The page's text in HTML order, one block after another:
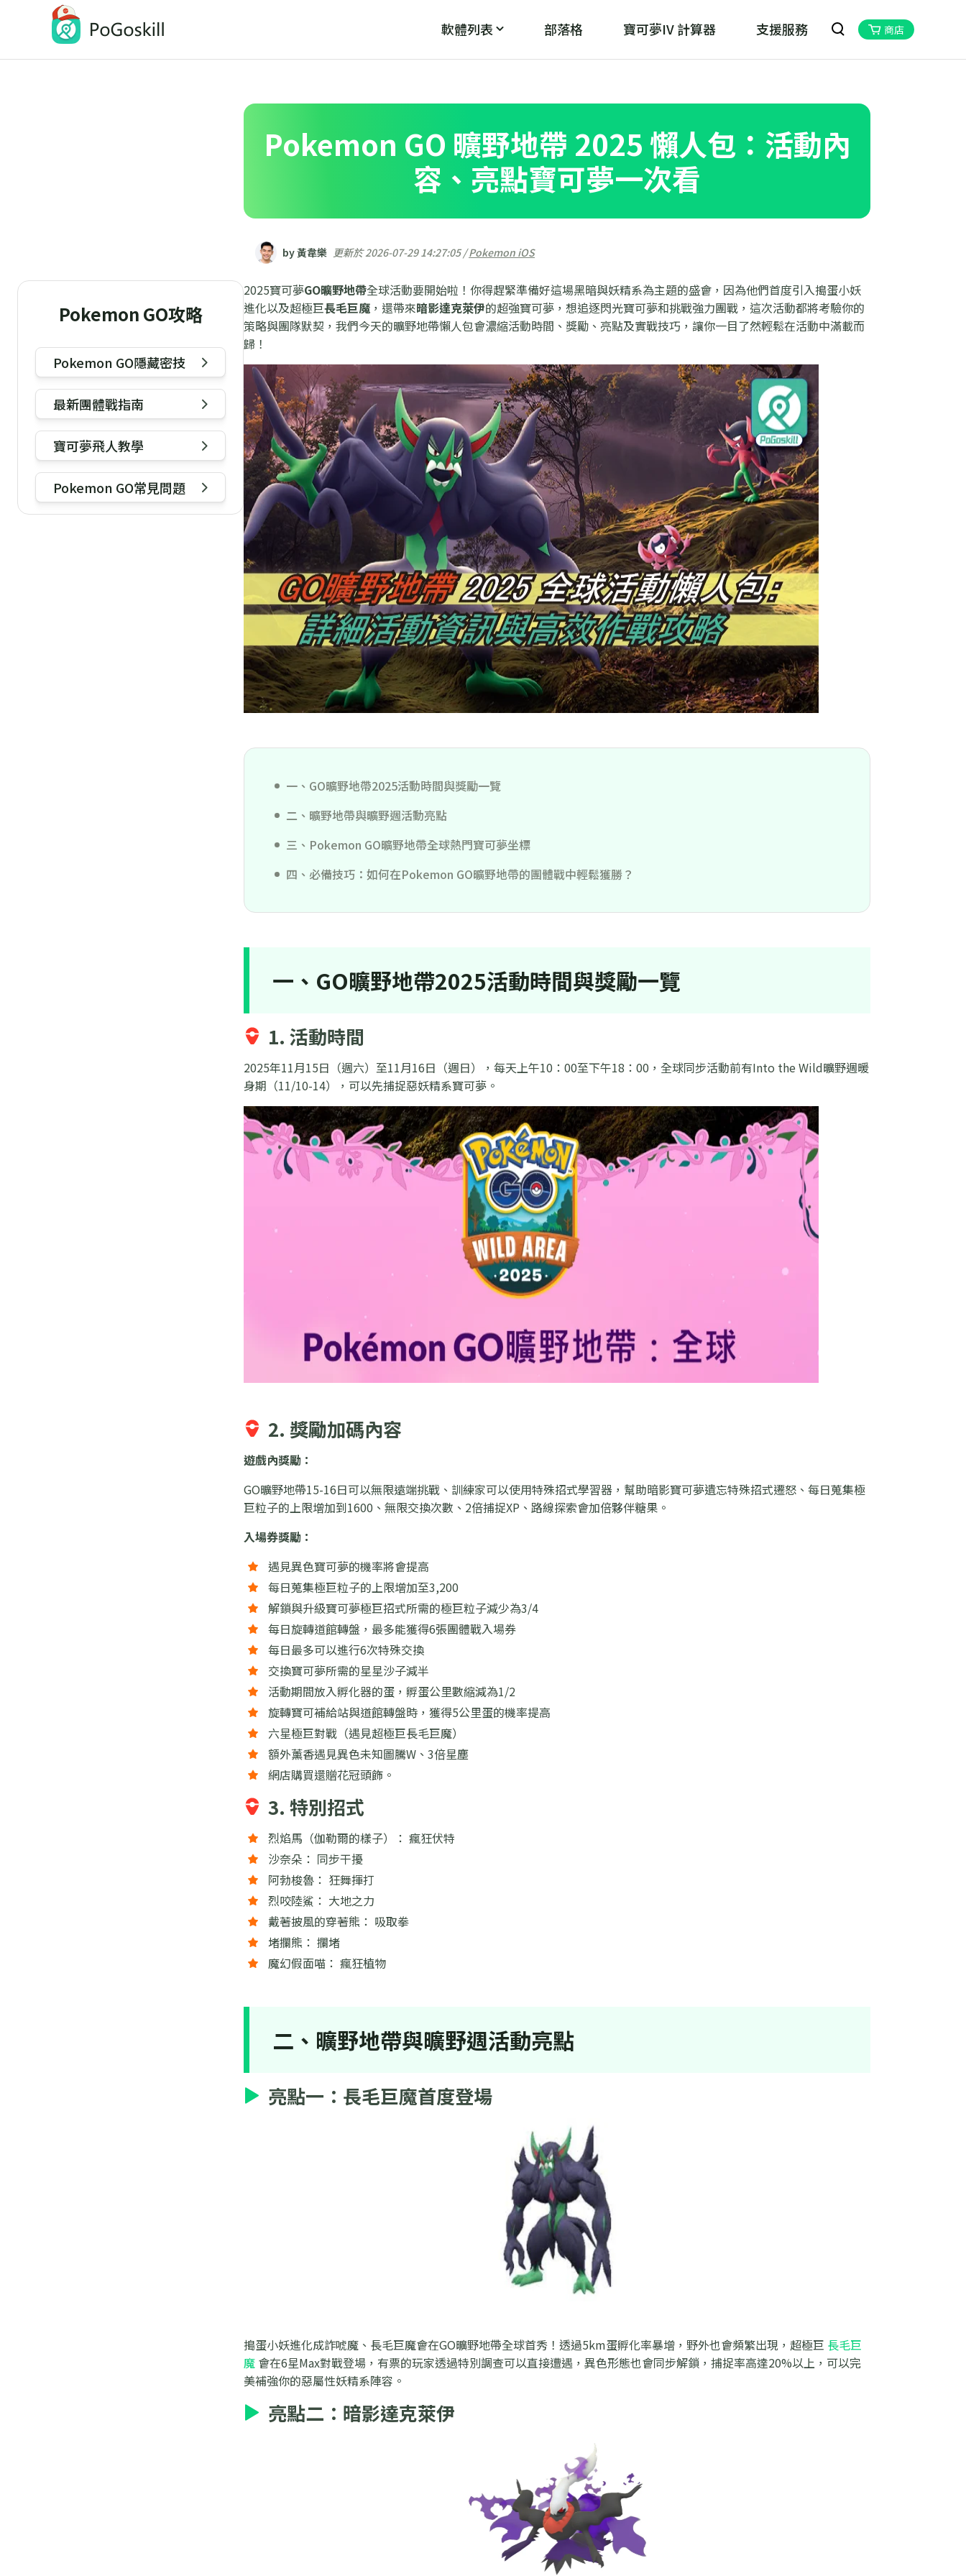
軟體列表
PoGoskill-Pokemon Go定位修改工具
破解「無法偵測目前位置12」 魔物獵人Now的最佳夥伴
部落格 寶可夢IV 計算器 支援服務 商店
Pokemon GO攻略
Pokemon GO隱藏密技
最新團體戰指南
寶可夢飛人教學
Pokemon GO常見問題
Pokemon GO 曠野地帶 2025 懶人包：活動內
容、亮點寶可夢一次看
by 黃韋樂 更新於 2026-07-29 14:27:05 /Pokemon iOS
2025寶可夢GO曠野地帶全球活動要開始啦！你得趕緊準備好這場黑暗與妖精系為主題的盛會，因為他們首度引入搗蛋小妖
進化以及超極巨長毛巨魔 ，還帶來暗影達克萊伊的超強寶可夢，想追逐閃光寶可夢和挑戰強力團戰，這次活動都將考驗你的
策略與團隊默契，我們今天的曠野地帶懶人包會濃縮活動時間、獎勵、亮點及實戰技巧，讓你一目了然輕鬆在活動中滿載而
歸！
一、GO曠野地帶2025活動時間與獎勵一覽
二、曠野地帶與曠野週活動亮點
三、Pokemon GO曠野地帶全球熱門寶可夢坐標
四、必備技巧：如何在Pokemon GO曠野地帶的團體戰中輕鬆獲勝？
一、GO曠野地帶2025活動時間與獎勵一覽
1. 活動時間
2025年11月15日（週六）至11月16日（週日），每天上午10：00至下午18：00，全球同步活動前有Into the Wild曠野週暖
身期（11/10-14），可以先捕捉惡妖精系寶可夢。
2. 獎勵加碼內容
遊戲內獎勵：
GO曠野地帶15-16日可以無限遠端挑戰、訓練家可以使用特殊招式學習器，幫助暗影寶可夢遺忘特殊招式遷怒、每日蒐集極
巨粒子的上限增加到1600、無限交換次數、2倍捕捉XP、路線探索會加倍夥伴糖果。
入場券獎勵：
遇見異色寶可夢的機率將會提高
每日蒐集極巨粒子的上限增加至3,200
解鎖與升級寶可夢極巨招式所需的極巨粒子減少為3/4
每日旋轉道館轉盤，最多能獲得6張團體戰入場券
每日最多可以進行6次特殊交換
交換寶可夢所需的星星沙子減半
活動期間放入孵化器的蛋，孵蛋公里數縮減為1/2
旋轉寶可補給站與道館轉盤時，獲得5公里蛋的機率提高
六星極巨對戰（遇見超極巨長毛巨魔）
額外薰香遇見異色未知圖騰W、3倍星塵
網店購買還贈花冠頭飾。
3. 特別招式
烈焰馬（伽勒爾的樣子）： 瘋狂伏特
沙奈朵： 同步干擾
阿勃梭魯： 狂舞揮打
烈咬陸鯊： 大地之力
戴著披風的穿著熊： 吸取拳
堵攔熊： 攔堵
魔幻假面喵： 瘋狂植物
二、曠野地帶與曠野週活動亮點
亮點一：長毛巨魔首度登場
搗蛋小妖進化成詐唬魔、長毛巨魔會在GO曠野地帶全球首秀！透過5km蛋孵化率暴增，野外也會頻繁出現，超極巨 長毛巨
魔 會在6星Max對戰登場，有票的玩家透過特別調查可以直接遭遇，異色形態也會同步解鎖，捕捉率高達20%以上，可以完
美補強你的惡屬性妖精系陣容。
亮點二：暗影達克萊伊